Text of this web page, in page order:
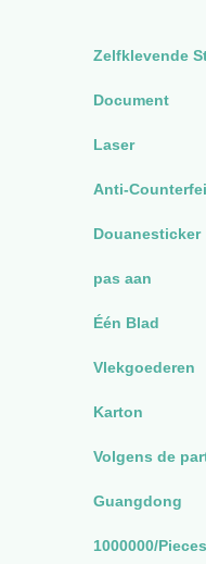
Zelfklevende
Document
Laser
Anti-
Douanesticker
pas aan
Één Blad
Vlekgoederen
Karton
Volgens de
Guangdong
1000000/